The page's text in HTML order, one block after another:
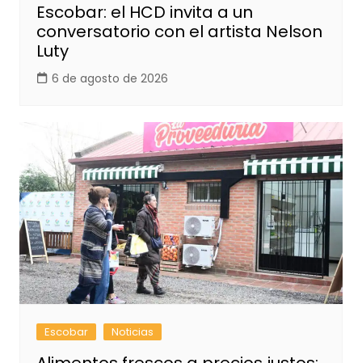
Escobar: el HCD invita a un
conversatorio con el artista Nelson
Luty
6 de agosto de 2026
Escobar Noticias